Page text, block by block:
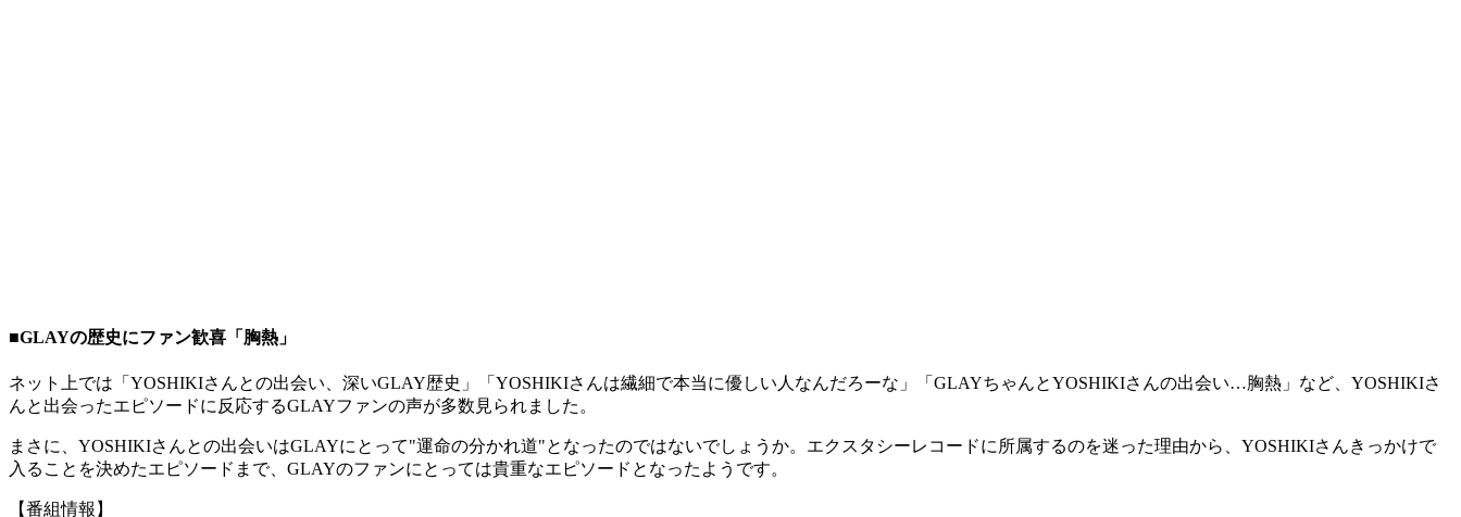
■GLAYの歴史にファン歓喜「胸熱」
ネット上では「YOSHIKIさんとの出会い、深いGLAY歴史」「YOSHIKIさんは繊細で本当に優しい人なんだろーな」「GLAYちゃんとYOSHIKIさんの出会い…胸熱」など、YOSHIKIさ
んと出会ったエピソードに反応するGLAYファンの声が多数見られました。
まさに、YOSHIKIさんとの出会いはGLAYにとって"運命の分かれ道"となったのではないでしょうか。エクスタシーレコードに所属するのを迷った理由から、YOSHIKIさんきっかけで
入ることを決めたエピソードまで、GLAYのファンにとっては貴重なエピソードとなったようです。
【番組情報】